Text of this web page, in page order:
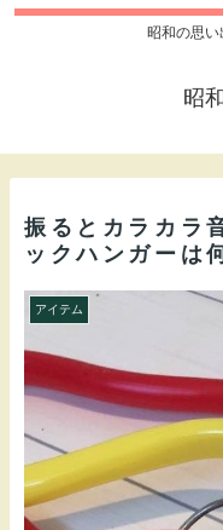
昭和の思
昭
振るとカラカラ
ックハンガーは
アイテム